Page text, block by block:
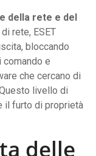
della rete e del
rete, ESET
bloccando
e
che cercano di
livello di
il furto di proprietà
delle